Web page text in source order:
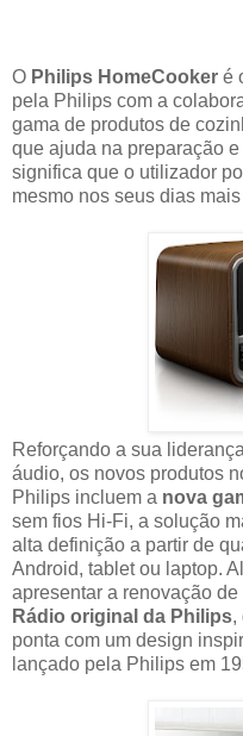
O Philips HomeCooker é
pela Philips com a
gama de produtos de
que ajuda na preparação
significa que o utilizador
mesmo nos seus dias
Reforçando a sua
áudio, os novos produtos
Philips incluem a nova
sem fios Hi-Fi, a solução
alta definição a partir de
Android, tablet ou laptop.
apresentar a renovação de
Rádio original da Philips,
ponta com um design
lançado pela Philips em